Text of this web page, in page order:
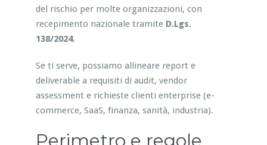
del rischio per molte organizzazioni, con
recepimento nazionale tramite D.Lgs.
138/2024.
Se ti serve, possiamo allineare report e
deliverable a requisiti di audit, vendor
assessment e richieste clienti enterprise (e-
commerce, SaaS, finanza, sanità, industria).
Perimetro e regole